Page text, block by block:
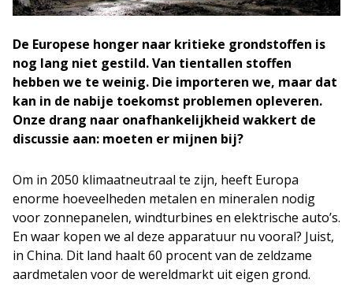
De Europese honger naar kritieke grondstoffen is
nog lang niet gestild. Van tientallen stoffen
hebben we te weinig. Die importeren we, maar dat
kan in de nabije toekomst problemen opleveren.
Onze drang naar onafhankelijkheid wakkert de
discussie aan: moeten er mijnen bij?
Om in 2050 klimaatneutraal te zijn, heeft Europa
enorme hoeveelheden metalen en mineralen nodig
voor zonnepanelen, windturbines en elektrische auto’s.
En waar kopen we al deze apparatuur nu vooral? Juist,
in China. Dit land haalt 60 procent van de zeldzame
aardmetalen voor de wereldmarkt uit eigen grond.